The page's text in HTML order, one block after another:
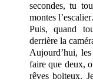
secondes, tu
montes
Puis, quand
derrière la
Aujourd’hui,
faire que deux,
rêves boiteux.